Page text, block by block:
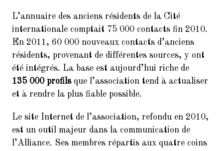
Jean Joinet
L’annuaire des anciens résidents de la Cité
internationale comptait 75 000 contacts fin 2010.
En 2011, 60 000 nouveaux contacts d’anciens
résidents, provenant de différentes sources, y ont
été intégrés. La base est aujourd’hui riche de
135 000 profilsque l’association tend à actualiser
et à rendre la plus fiable possible.
Le site Internet de l’association, refondu en 2010,
est un outil majeur dans la communication de
l’Alliance. Ses membres répartis aux quatre coins